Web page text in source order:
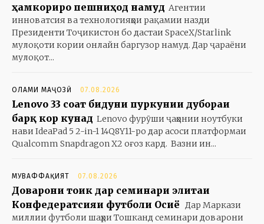
ҳамкориро пешниҳод намуд Агентии
инноватсия ва технологияҳои рақамии назди
Президенти Тоҷикистон бо дастаи SpaceX/Starlink
мулоқоти кории онлайн баргузор намуд. Дар ҷараёни
мулоқот...
ОЛАМИ МАҶОЗӢ 07.08.2026
Lenovo 33 соат бидуни пуркунии дубораи
барқ кор кунад Lenovo фурӯши ҷаҳонии ноутбуки
нави IdeaPad 5 2-in-1 14Q8Y11-ро дар асоси платформаи
Qualcomm Snapdragon X2 оғоз кард. Вазни ин...
МУВАФФАҚИЯТ 07.08.2026
Доварони тоҷик дар семинари элитаи
Конфедератсияи футболи Осиё Дар Маркази
миллии футболи шаҳри Тошканд семинари доварони